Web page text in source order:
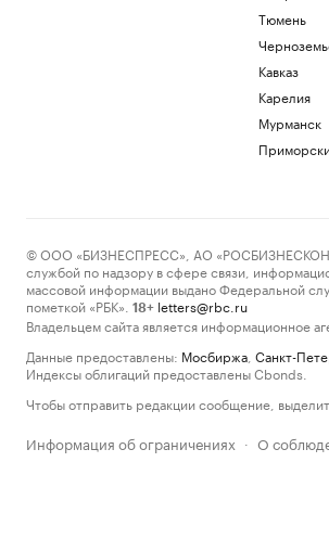
Тюмень
Кавказ
Карелия
Мурманск
© ООО «БИЗНЕСПРЕСС», АО
службой по надзору в сфере связи,
массовой информации выдано Федеральной
пометкой «РБК».
18+ letters@rbc.ru
Владельцем сайта является информационное
Данные предоставлены: Мосбиржа Санкт-
Индексы облигаций предоставлены Cbonds.
Чтобы отправить редакции сообщение,
Информация об ограничениях · О